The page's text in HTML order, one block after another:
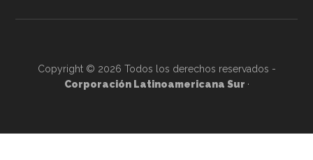
Copyright © 2026 Todos los derechos reservados -
Corporación Latinoamericana Sur ·